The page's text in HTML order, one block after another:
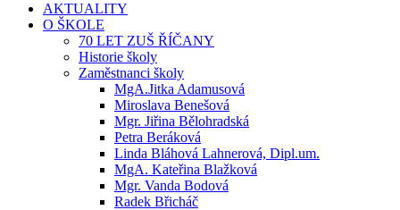
AKTUALITY
O ŠKOLE
70 LET ZUŠ ŘÍČANY
Historie školy
Zaměstnanci školy
MgA.Jitka Adamusová
Miroslava Benešová
Mgr. Jiřina Bělohradská
Petra Beráková
Linda Bláhová Lahnerová, Dipl.um.
MgA. Kateřina Blažková
Mgr. Vanda Bodová
Radek Břicháč